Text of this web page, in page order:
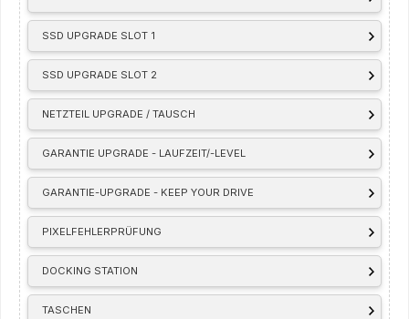
SSD UPGRADE SLOT 1
SSD UPGRADE SLOT 2
NETZTEIL UPGRADE / TAUSCH
GARANTIE UPGRADE - LAUFZEIT/-LEVEL
GARANTIE-UPGRADE - KEEP YOUR DRIVE
PIXELFEHLERPRÜFUNG
DOCKING STATION
TASCHEN